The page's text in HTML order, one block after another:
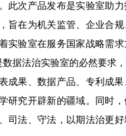
此次产品发布是实验室助
旨在为机关监管、企业合
实验室在服务国家战略需
据法治实验室的必然要求
果、数据产品、专利成
研究开辟新的疆域。同时
司法、守法，以期法治更